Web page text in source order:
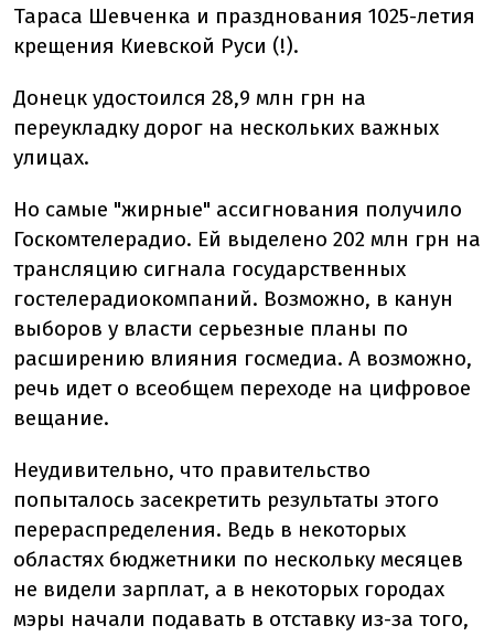
Тараса Шевченка и празднования 1025-летия
крещения Киевской Руси (!).
Донецк удостоился 28,9 млн грн на
переукладку дорог на нескольких важных
улицах.
Но самые "жирные" ассигнования получило
Госкомтелерадио. Ей выделено 202 млн грн на
трансляцию сигнала государственных
гостелерадиокомпаний. Возможно, в канун
выборов у власти серьезные планы по
расширению влияния госмедиа. А возможно,
речь идет о всеобщем переходе на цифровое
вещание.
Неудивительно, что правительство
попыталось засекретить результаты этого
перераспределения. Ведь в некоторых
областях бюджетники по нескольку месяцев
не видели зарплат, а в некоторых городах
мэры начали подавать в отставку из-за того,